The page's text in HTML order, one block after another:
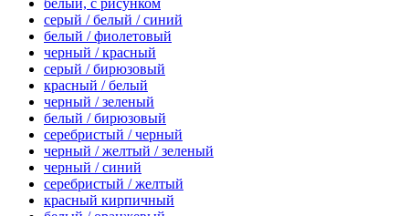
белый, с рисунком
серый / белый / синий
белый / фиолетовый
черный / красный
серый / бирюзовый
красный / белый
черный / зеленый
белый / бирюзовый
серебристый / черный
черный / желтый / зеленый
черный / синий
серебристый / желтый
красный кирпичный